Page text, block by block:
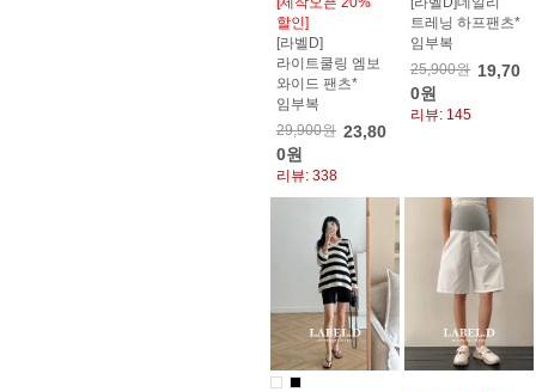
할인]
[라벨D]
라이트쿨링 엠보
와이드 팬츠*
임부복
29,900원 23,80
0원
리뷰: 338
트레닝 하프팬츠*
임부복
25,900원 19,70
0원
리뷰: 145